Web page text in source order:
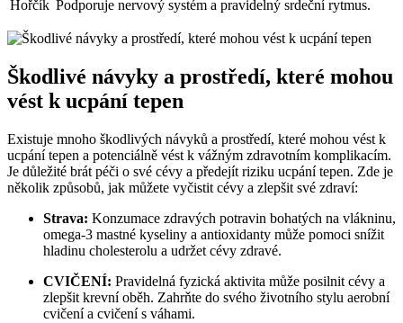
Hořčík Podporuje nervový systém a pravidelný srdeční rytmus.
Škodlivé návyky a prostředí, které mohou
vést k ucpání tepen
Existuje mnoho škodlivých návyků a prostředí, které mohou vést k
ucpání tepen a potenciálně vést k vážným zdravotním komplikacím.
Je důležité brát péči o své cévy a předejít riziku ucpání tepen. Zde je
několik způsobů, jak můžete vyčistit cévy a zlepšit své zdraví:
Strava: Konzumace zdravých potravin bohatých na vlákninu,
omega-3 mastné kyseliny a antioxidanty může pomoci snížit
hladinu cholesterolu a udržet cévy zdravé.
CVIČENÍ: Pravidelná fyzická aktivita může posilnit cévy a
zlepšit krevní oběh. Zahrňte do svého životního stylu aerobní
cvičení a cvičení s váhami.